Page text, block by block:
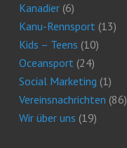
Kanadier(6)
Kanu-Rennsport(13)
Kids – Teens (10)
Oceansport(24)
Social Marketing (1)
Vereinsnachrichten (86)
Wir über uns (19)